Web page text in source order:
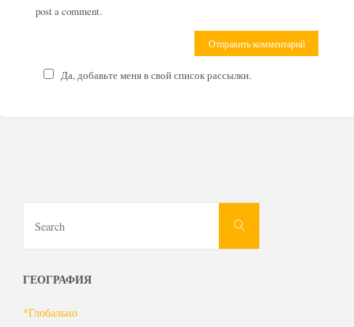
post a comment.
Да, добавьте меня в свой список рассылки.
Search
ГЕОГРАФИЯ
*Глобально